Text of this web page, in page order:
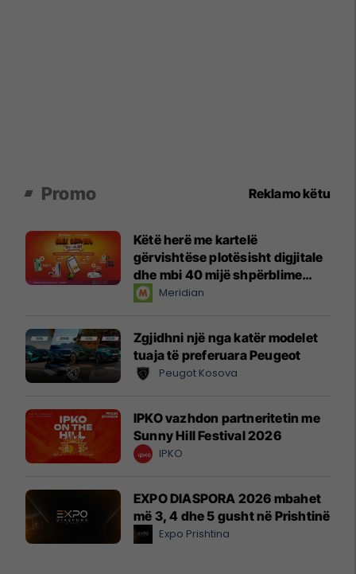
Promo Reklamo këtu
Këtë herë me kartelë
gërvishtëse plotësisht digjitale
dhe mbi 40 mijë shpërblime
instant!Meridian
Zgjidhni një nga katër modelet
tuaja të preferuara Peugeot
Peugot Kosova
IPKO vazhdon partneritetin me
Sunny Hill Festival 2026
IPKO
EXPO DIASPORA 2026 mbahet
më 3, 4 dhe 5 gusht në Prishtinë
Expo Prishtina